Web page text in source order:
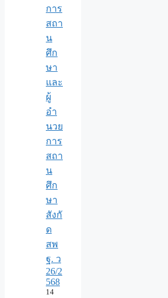
การ
สถา
น
ศึก
ษา
และ
ผู้
อำ
นวย
การ
สถา
น
ศึก
ษา
สังกั
ด
สพ
ฐ. ว
26/2
568
14